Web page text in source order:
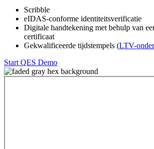
Scribble
eIDAS-conforme identiteitsverificatie
Digitale handtekening met behulp van
certificaat
Gekwalificeerde tijdstempels (LTV-
Start QES Demo